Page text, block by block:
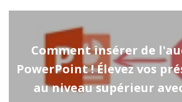
Comment insérer de
PowerPoint ! Élevez vos
au niveau supérieur